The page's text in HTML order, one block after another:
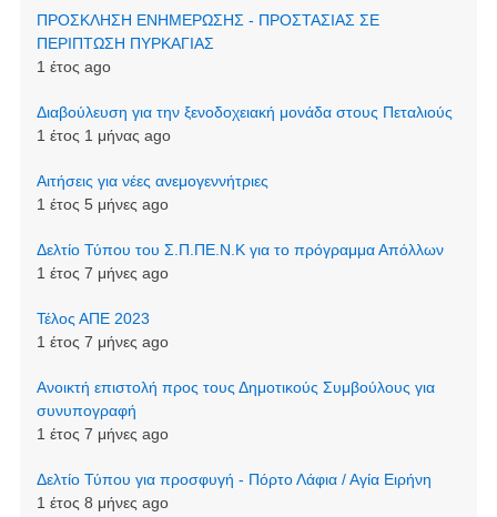
ΠΡΟΣΚΛΗΣΗ ΕΝΗΜΕΡΩΣΗΣ - ΠΡΟΣΤΑΣΙΑΣ ΣΕ
ΠΕΡΙΠΤΩΣΗ ΠΥΡΚΑΓΙΑΣ
1 έτος ago
Διαβούλευση για την ξενοδοχειακή μονάδα στους Πεταλιούς
1 έτος 1 μήνας ago
Αιτήσεις για νέες ανεμογεννήτριες
1 έτος 5 μήνες ago
Δελτίο Τύπου του Σ.Π.ΠΕ.Ν.Κ για το πρόγραμμα Απόλλων
1 έτος 7 μήνες ago
Τέλος ΑΠΕ 2023
1 έτος 7 μήνες ago
Ανοικτή επιστολή προς τους Δημοτικούς Συμβούλους για
συνυπογραφή
1 έτος 7 μήνες ago
Δελτίο Τύπου για προσφυγή - Πόρτο Λάφια / Αγία Ειρήνη
1 έτος 8 μήνες ago